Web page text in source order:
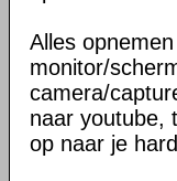
Alles
monitor/
camera/
naar youtube,
op naar je